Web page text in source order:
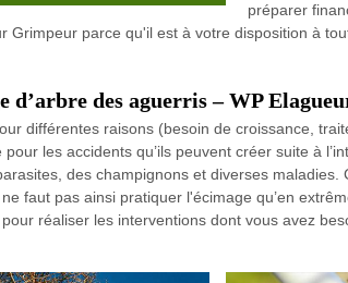
préparer
Grimpeur parce qu'il est à votre disposition à
d’arbre des aguerris – WP
différentes raisons (besoin de croissance,
les accidents qu’ils peuvent créer suite à
des champignons et diverses
faut pas ainsi pratiquer l'écimage qu’en
réaliser les interventions dont vous avez